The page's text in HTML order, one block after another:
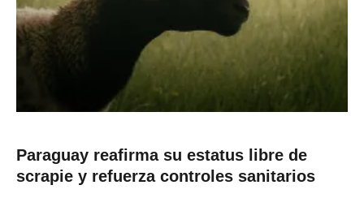
Paraguay reafirma su estatus libre de
scrapie y refuerza controles sanitarios